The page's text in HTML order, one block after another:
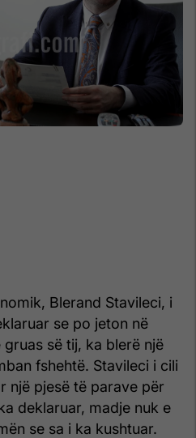
Blerand Stavileci, i
se po jeton në
së tij, ka blerë një
fshehtë. Stavileci i cili
një pjesë të parave për
deklaruar, madje nuk e
se sa i ka kushtuar.